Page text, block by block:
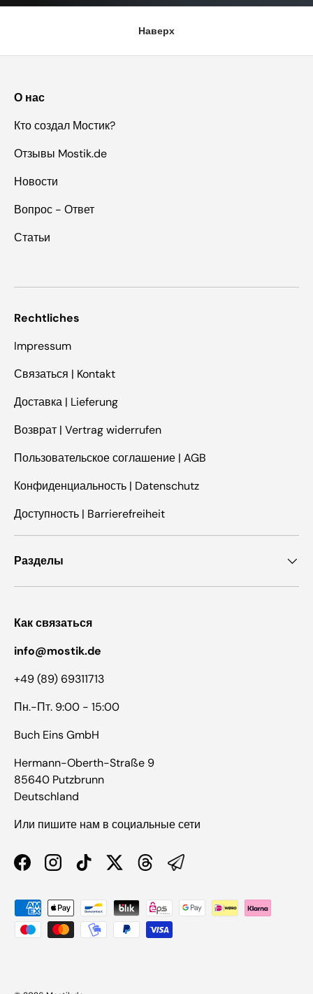
Наверх
О нас
Кто создал Мостик?
Отзывы Mostik.de
Новости
Вопрос - Ответ
Статьи
Rechtliches
Impressum
Связаться | Kontakt
Доставка | Lieferung
Возврат | Vertrag widerrufen
Пользовательское соглашение | AGB
Конфиденциальность | Datenschutz
Доступность | Barrierefreiheit
Разделы
Как связаться
info@mostik.de
+49 (89) 69311713
Пн.-Пт. 9:00 - 15:00
Buch Eins GmbH
Hermann-Oberth-Straße 9
85640 Putzbrunn
Deutschland
Или пишите нам в социальные сети
FacebookInstagramTikTokTwitterThreads
Способы оплаты